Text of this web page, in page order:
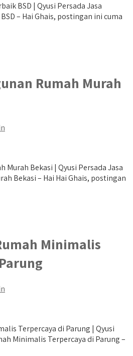
BSD | Qyusi Persada Jasa
– Hai Ghais, postingan ini cuma
Rumah Murah
Murah Bekasi | Qyusi Persada Jasa
Bekasi – Hai Hai Ghais, postingan
Minimalis
Terpercaya di Parung | Qyusi
Minimalis Terpercaya di Parung –